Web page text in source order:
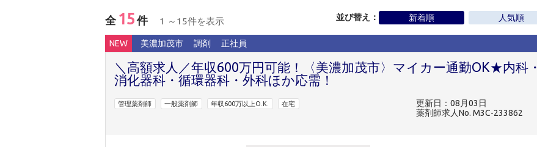
全 15 件 1 ～15件を表示 並び替え： 新着順 人気順
NEW 美濃加茂市 調剤 正社員
＼高額求人／年収600万円可能！〈美濃加茂市〉マイカー通勤OK★内科・
消化器科・循環器科・外科ほか応需！
管理薬剤師 一般薬剤師 年収600万以上O.K. 在宅
更新日：08月03日
薬剤師求人No. M3C-233862